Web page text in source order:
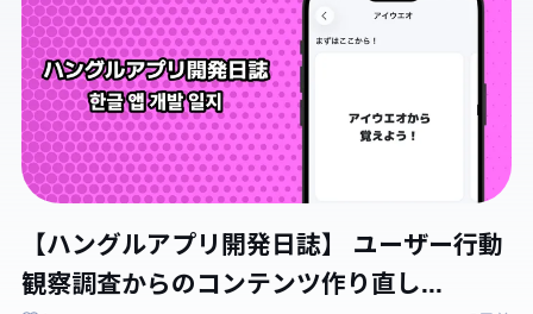
【ハングルアプリ開発日誌】 ユーザー行動
観察調査からのコンテンツ作り直し...